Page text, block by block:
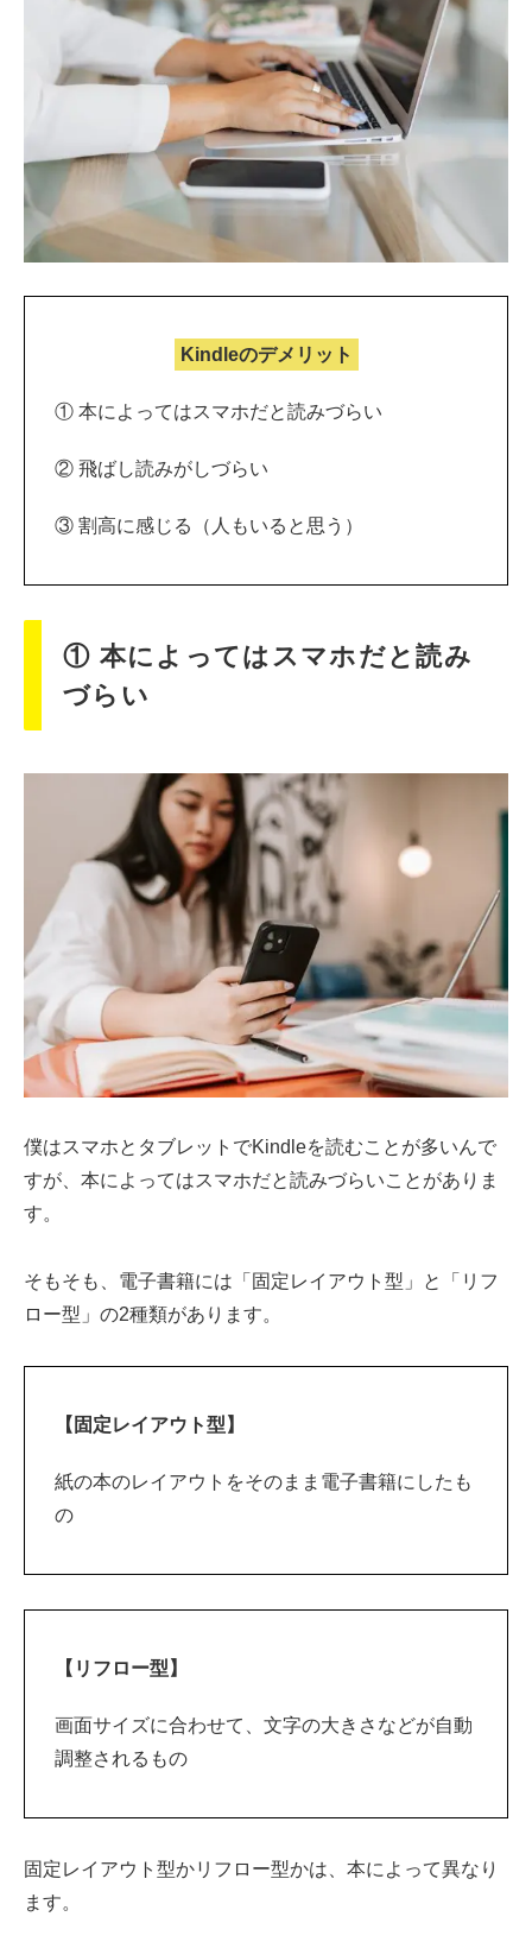
Kindleのデメリット
① 本によってはスマホだと読みづらい
② 飛ばし読みがしづらい
③ 割高に感じる（人もいると思う）
① 本によってはスマホだと読み
づらい
僕はスマホとタブレットでKindleを読むことが多いんで
すが、本によってはスマホだと読みづらいことがありま
す。
そもそも、電子書籍には「固定レイアウト型」と「リフ
ロー型」の2種類があります。
【固定レイアウト型】
紙の本のレイアウトをそのまま電子書籍にしたも
の
【リフロー型】
画面サイズに合わせて、文字の大きさなどが自動
調整されるもの
固定レイアウト型かリフロー型かは、本によって異なり
ます。